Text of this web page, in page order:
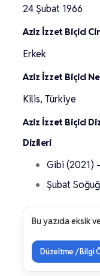
24 Şubat 1966
Aziz İzzet Biçici
Erkek
Aziz İzzet Biçici
Kilis, Türkiye
Aziz İzzet Biçici
Dizileri
Gibi (2021)
Şubat
Bu yazıda eksik
Düzeltme / Bilgi